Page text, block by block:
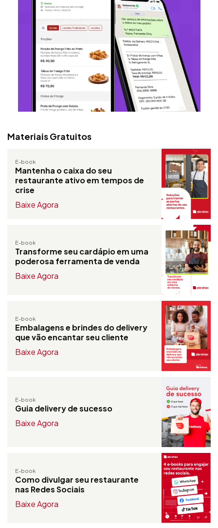
Materiais Gratuitos
E-book
Mantenha o caixa do seu
restaurante ativo em tempos de
crise
Baixe Agora
E-book
Transforme seu cardápio em uma
poderosa ferramenta de venda
Baixe Agora
E-book
Embalagens e brindes do delivery
que vão encantar seu cliente
Baixe Agora
E-book
Guia delivery de sucesso
Baixe Agora
E-book
Como divulgar seu restaurante
nas Redes Sociais
Baixe Agora